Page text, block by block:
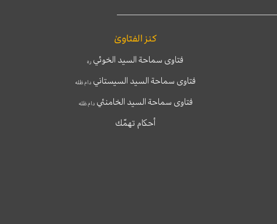
كنز الفتاوىٰ
فتاوى سماحة السيد الخوئي ره
فتاوى سماحة السيد السيستاني دام ظله
فتاوى سماحة السيد الخامنئيدام ظله
أحكام تهمّك